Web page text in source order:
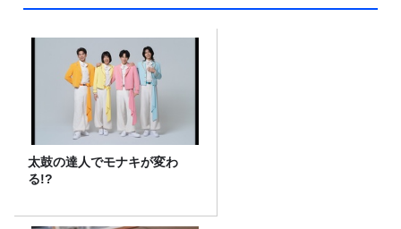
太鼓の達人でモナキが変わ
る!?